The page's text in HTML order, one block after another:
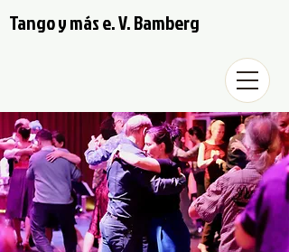
Tango y más e. V. Bamberg